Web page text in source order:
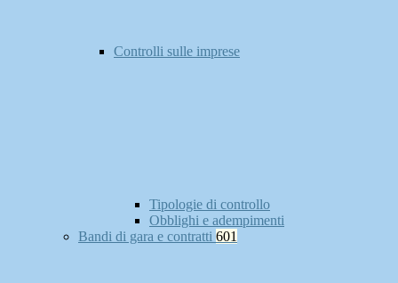
Controlli sulle imprese
Tipologie di controllo
Obblighi e adempimenti
Bandi di gara e contratti 601